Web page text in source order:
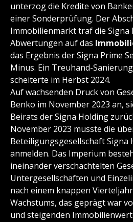
unterzog die Kredite von
einer Sonderprüfung. Der
Immobilienmarkt traf die Signa
Abwertungen auf das
das Ergebnis der Signa Prime
Minus. Ein Treuhand-
scheiterte im Herbst 2024.
Auf wachsenden Druck von
Benko im November 2023 an,
Beirats der Signa Holding
November 2023 musste die
Beteiligungsgesellschaft Signa
anmelden. Das Imperium
ineinander verschachtelten
Untergesellschaften und
nach einem knappen
Wachstums, das geprägt war
und steigenden